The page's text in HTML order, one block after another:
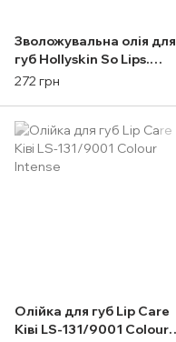
Зволожувальна олія для
губ Hollyskin So Lips.
Peptide Lip Oil 008.
272 грн
Олійка для губ Lip Care
Ківі LS-131/9001 Colour